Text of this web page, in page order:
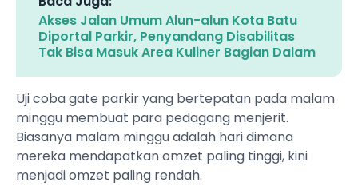
Akses Jalan Umum Alun-alun Kota Batu
Diportal Parkir, Penyandang Disabilitas
Tak Bisa Masuk Area Kuliner Bagian Dalam
Uji coba gate parkir yang bertepatan pada malam
minggu membuat para pedagang menjerit.
Biasanya malam minggu adalah hari dimana
mereka mendapatkan omzet paling tinggi, kini
menjadi omzet paling rendah.